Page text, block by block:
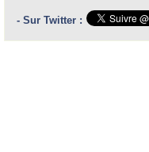
- Sur Twitter :